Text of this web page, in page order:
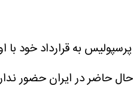
به قرارداد خود
حاضر در ایران حضور